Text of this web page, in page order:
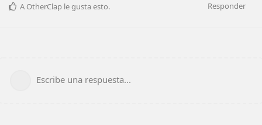
Responder
A OtherClap le gusta esto.
Escribe una respuesta...